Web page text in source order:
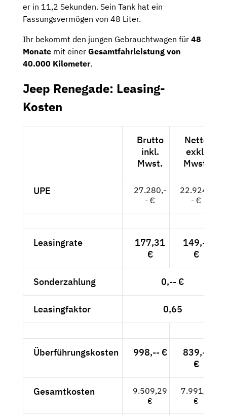
er in 11,2 Sekunden. Sein Tank hat ein
Fassungsvermögen von 48 Liter.
Ihr bekommt den jungen Gebrauchtwagen für 48
Monate mit einer Gesamtfahrleistung von
40.000 Kilometer.
Jeep Renegade: Leasing-
Kosten
Brutto
inkl.
Mwst.
Netto
exkl.
Mwst.
UPE
27.280,-
- €
22.924,-
- €
Leasingrate
177,31
€
149,--
€
Sonderzahlung 0,-- €
Leasingfaktor 0,65
Überführungskosten 998,-- €
839,--
€
Gesamtkosten
9.509,29
€
7.991,--
€